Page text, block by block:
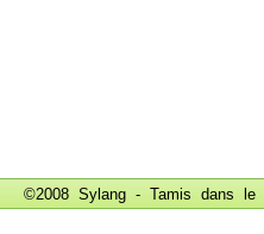
©2008 Sylang - Tamis dans le